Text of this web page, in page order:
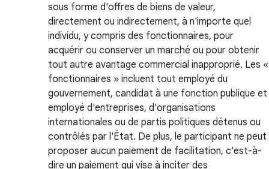
sous forme d'offres de biens de valeur,
directement ou indirectement, à n'importe quel
individu, y compris des fonctionnaires, pour
acquérir ou conserver un marché ou pour obtenir
tout autre avantage commercial inapproprié. Les «
fonctionnaires » incluent tout employé du
gouvernement, candidat à une fonction publique et
employé d'entreprises, d'organisations
internationales ou de partis politiques détenus ou
contrôlés par l'État. De plus, le participant ne peut
proposer aucun paiement de facilitation, c'est-à-
dire un paiement qui vise à inciter des